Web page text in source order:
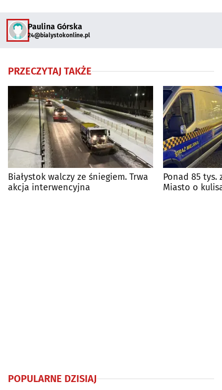
Paulina Górska
24@bialystokonline.pl
PRZECZYTAJ TAKŻE
Białystok walczy ze śniegiem. Trwa
akcja interwencyjna
Ponad 85 tys.
Miasto o
POPULARNE DZISIAJ